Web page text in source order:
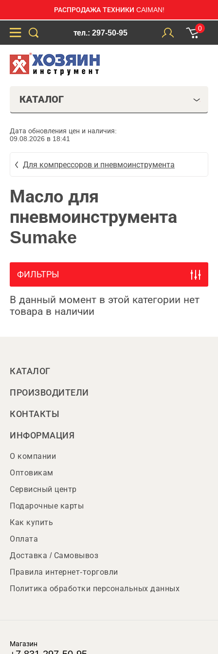
РАСПРОДАЖА ТЕХНИКИ CAIMAN!
тел.: 297-50-95
0
КАТАЛОГ
Дата обновления цен и наличия:
09.08.2026 в 18:41
Для компрессоров и пневмоинструмента
Масло для
пневмоинструмента
Sumake
ФИЛЬТРЫ
В данный момент в этой категории нет
товара в наличии
КАТАЛОГ
ПРОИЗВОДИТЕЛИ
КОНТАКТЫ
ИНФОРМАЦИЯ
О компании
Оптовикам
Сервисный центр
Подарочные карты
Как купить
Оплата
Доставка / Самовывоз
Правила интернет-торговли
Политика обработки персональных данных
Магазин